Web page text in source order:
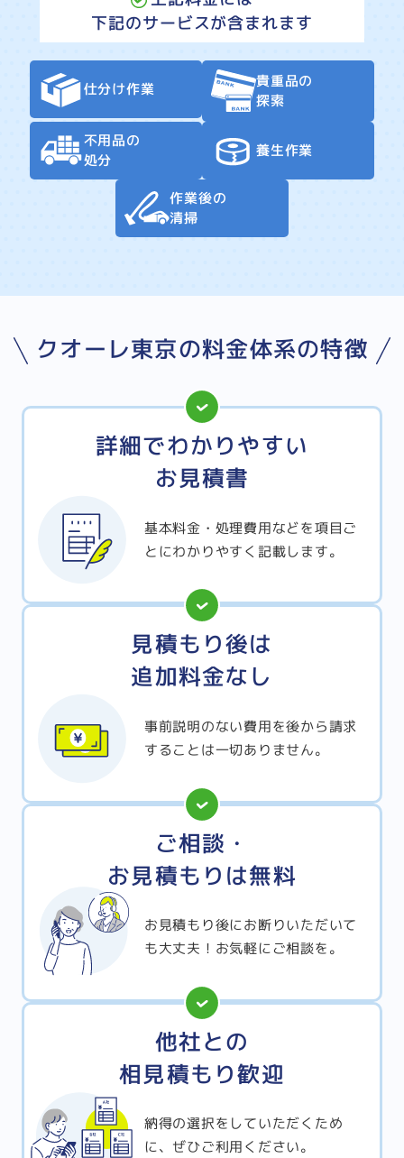
下記のサービスが含まれます
仕分け作業
貴重品の
探索
不用品の
処分
養生作業
作業後の
清掃
クオーレ東京の料金体系の特徴
詳細でわかりやすい
お見積書
基本料金・処理費用などを項目ご
とにわかりやすく記載します。
見積もり後は
追加料金なし
事前説明のない費用を後から請求
することは一切ありません。
ご相談・
お見積もりは無料
お見積もり後にお断りいただいて
も大丈夫！お気軽にご相談を。
他社との
相見積もり歓迎
納得の選択をしていただくため
に、ぜひご利用ください。